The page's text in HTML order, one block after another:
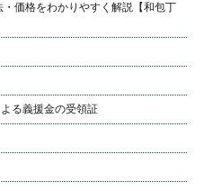
価格をわかりやすく解説【和包丁
る義援金の受領証